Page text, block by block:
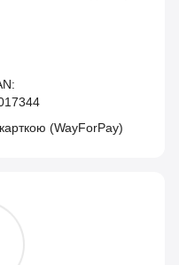
(WayForPay)